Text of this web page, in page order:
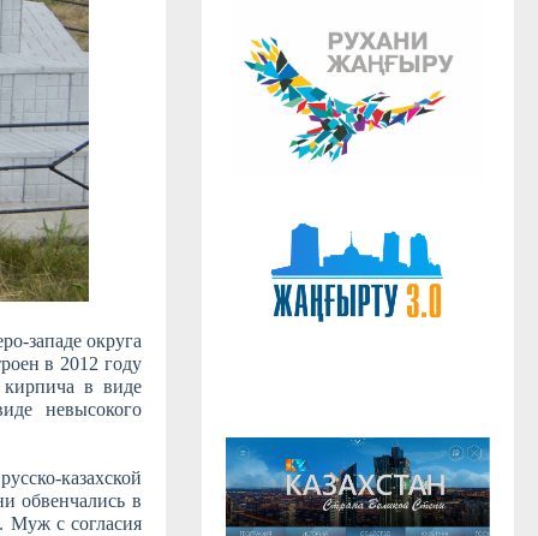
Касым-Жомарта
западе округа
в 2012 году
кирпича в виде
невысокого
казахской
обвенчались в
Муж с согласия